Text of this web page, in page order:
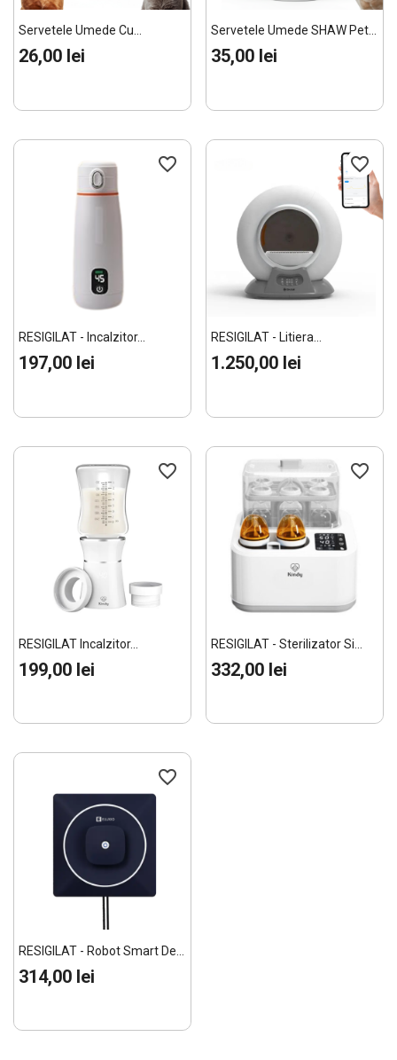
Servetele Umede Cu...
26,00 lei
Servetele Umede SHAW Pet...
35,00 lei
favorite_border
RESIGILAT - Incalzitor...
197,00 lei
favorite_border
RESIGILAT - Litiera...
1.250,00 lei
favorite_border
RESIGILAT Incalzitor...
199,00 lei
favorite_border
RESIGILAT - Sterilizator Si...
332,00 lei
favorite_border
RESIGILAT - Robot Smart De...
314,00 lei